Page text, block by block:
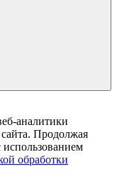
аналитики
Продолжая
использованием
обработки